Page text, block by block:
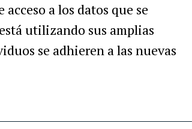
a los datos que se
utilizando sus amplias
se adhieren a las nuevas